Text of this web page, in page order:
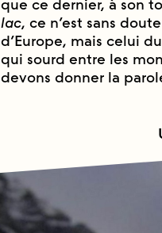
que ce dernier, à son
lac, ce n’est sans
d’Europe, mais celui
qui sourd entre les
devons donner la